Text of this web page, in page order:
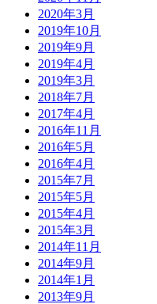
2020年3月
2019年10月
2019年9月
2019年4月
2019年3月
2018年7月
2017年4月
2016年11月
2016年5月
2016年4月
2015年7月
2015年5月
2015年4月
2015年3月
2014年11月
2014年9月
2014年1月
2013年9月